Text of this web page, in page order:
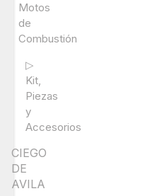
Motos
de
Combustión
▷
Kit,
Piezas
y
Accesorios
CIEGO
DE
AVILA